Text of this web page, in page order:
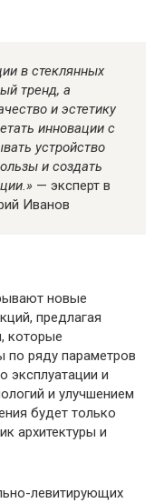
в стеклянных
тренд, а
и эстетику
инновации с
устройство
и создать
— эксперт в
Иванов
новые
предлагая
которые
по ряду параметров
эксплуатации и
и улучшением
будет только
архитектуры и
левитирующих